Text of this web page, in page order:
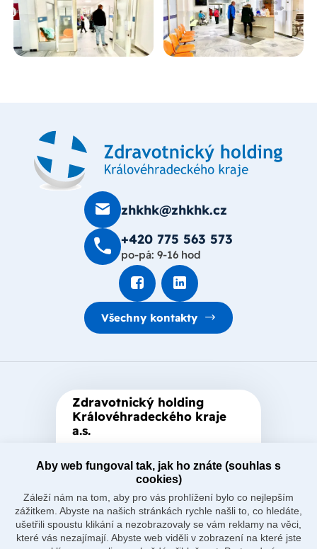
zhkhk@zhkhk.cz
+420 775 563 573
po-pá: 9-16 hod
Všechny kontakty
Zdravotnický holding
Královéhradeckého kraje
a.s.
založená Královéhradeckým
krajem, který je jediným
akcionářem společnosti.
Aby web fungoval tak, jak ho znáte (souhlas s
cookies)
Záleží nám na tom, aby pro vás prohlížení bylo co nejlepším
zážitkem. Abyste na našich stránkách rychle našli to, co hledáte,
ušetřili spoustu klikání a nezobrazovaly se vám reklamy na věci,
které vás nezajímají. Abyste web viděli v zobrazení na které jste